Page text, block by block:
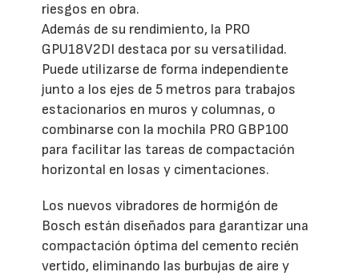
riesgos en obra.
Además de su rendimiento, la PRO
GPU18V2DI destaca por su versatilidad.
Puede utilizarse de forma independiente
junto a los ejes de 5 metros para trabajos
estacionarios en muros y columnas, o
combinarse con la mochila PRO GBP100
para facilitar las tareas de compactación
horizontal en losas y cimentaciones.
Los nuevos vibradores de hormigón de
Bosch están diseñados para garantizar una
compactación óptima del cemento recién
vertido, eliminando las burbujas de aire y